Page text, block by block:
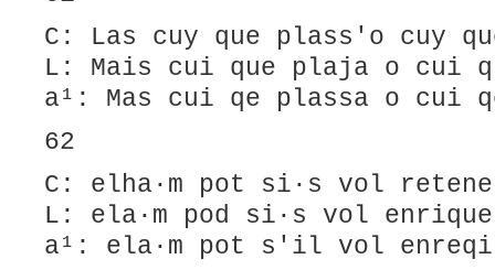
C: Las cuy que plass'o cuy
L: Mais cui que plaja o cui
a¹: Mas cui qe plassa o cui
62
C: elha·m pot si·s vol
L: ela·m pod si·s vol
a¹: ela·m pot s'il vol